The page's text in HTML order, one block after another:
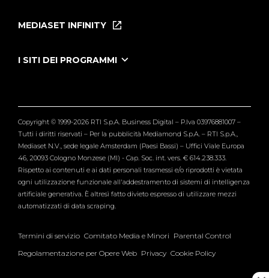
Le Iene Presentano Inside
Tutti i servizi
MEDIASET INFINITY
I SITI DEI PROGRAMMI
Verissimo
Copyright © 1999-2026 RTI S.p.A. Business Digital – P.Iva 03976881007 –
Tutti i diritti riservati – Per la pubblicità Mediamond S.p.A. – RTI S.p.A.,
Mediaset N.V., sede legale Amsterdam (Paesi Bassi) – Uffici Viale Europa
46, 20093 Cologno Monzese (MI) - Cap. Soc. int. vers. € 614.238.333.
Rispetto ai contenuti e ai dati personali trasmessi e/o riprodotti è vietata
ogni utilizzazione funzionale all'addestramento di sistemi di intelligenza
artificiale generativa. È altresì fatto divieto espresso di utilizzare mezzi
automatizzati di data scraping.
Termini di servizio Comitato Media e Minori Parental Control
Regolamentazione per Opere Web Privacy Cookie Policy